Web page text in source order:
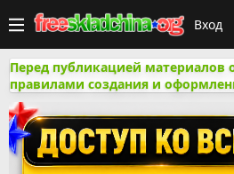
Вход
Перед публикацией материалов
правилами создания и